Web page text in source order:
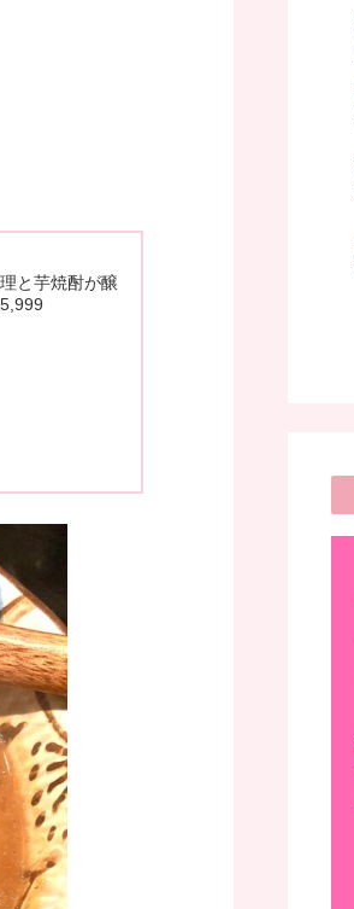
と芋焼酎が醸